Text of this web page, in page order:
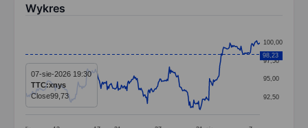
Wykres
Line chart with 299 data points.
The chart has 1 X axis displaying categories.
The chart has 1 Y axis displaying values. Data92,50
95,00
97,50
100,00
98,23
07-sie-2026 19:30
TTC:xnys
Close99,73